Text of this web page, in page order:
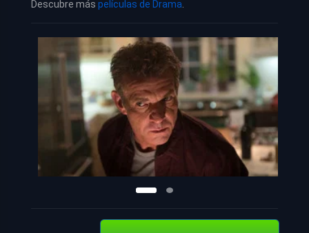
Descubre más películas de Drama